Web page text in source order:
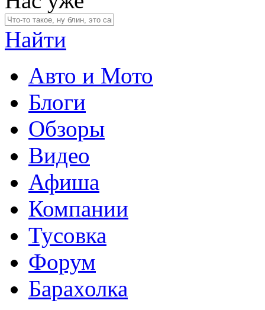
Найти
Авто и Мото
Блоги
Обзоры
Видео
Афиша
Компании
Тусовка
Форум
Барахолка